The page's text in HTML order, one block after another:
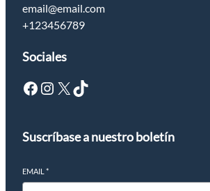
email@email.com
+123456789
Sociales
Facebook Instagram X TikTok
Suscríbase a nuestro boletín
EMAIL *